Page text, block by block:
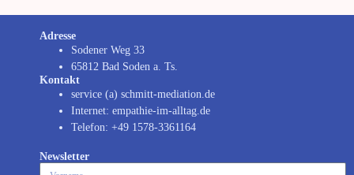
Adresse
Sodener Weg 33
65812 Bad Soden a. Ts.
Kontakt
service (a) schmitt-mediation.de
Internet: empathie-im-alltag.de
Telefon: +49 1578-3361164
Newsletter